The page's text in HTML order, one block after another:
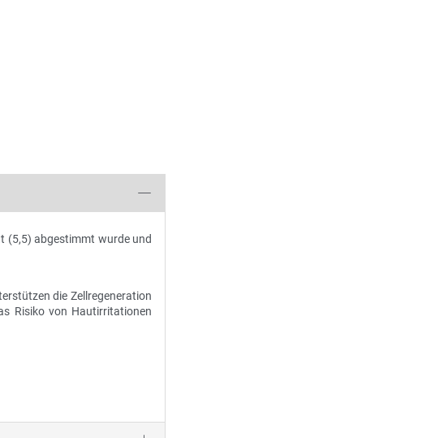
(5,5) abgestimmt wurde und
die Zellregeneration
Risiko von Hautirritationen